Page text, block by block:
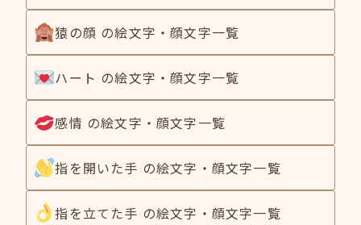
猿の顔 の絵文字・顔文字一覧
ハート の絵文字・顔文字一覧
感情 の絵文字・顔文字一覧
指を開いた手 の絵文字・顔文字一覧
指を立てた手 の絵文字・顔文字一覧